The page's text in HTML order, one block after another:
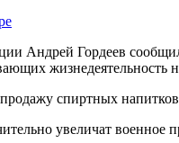
Андрей Гордеев
жизнедеятельность
спиртных
увеличат